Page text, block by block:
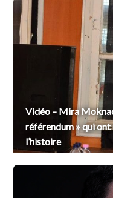
Vidéo – Mira
référendum » qui
l’histoire